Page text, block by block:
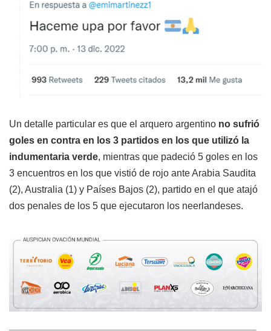
Un detalle particular es que el arquero argentino no sufrió
goles en contra en los 3 partidos en los que utilizó la
indumentaria verde, mientras que padeció 5 goles en los
3 encuentros en los que vistió de rojo ante Arabia Saudita
(2), Australia (1) y Países Bajos (2), partido en el que atajó
dos penales de los 5 que ejecutaron los neerlandeses.